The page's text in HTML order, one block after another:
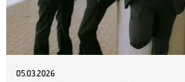
05.03.2026